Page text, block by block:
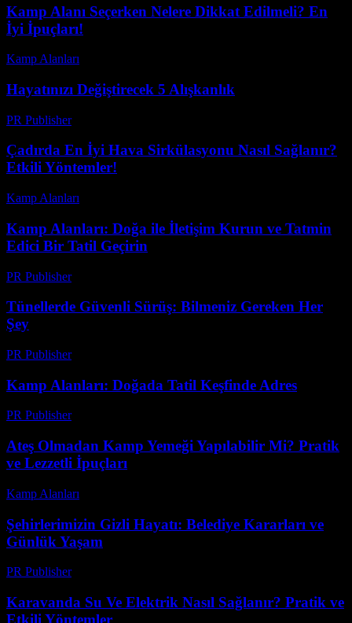
Kamp Alanı Seçerken Nelere Dikkat Edilmeli? En
İyi İpuçları!
Kamp Alanları
Hayatınızı Değiştirecek 5 Alışkanlık
PR Publisher-
Çadırda En İyi Hava Sirkülasyonu Nasıl Sağlanır?
Etkili Yöntemler!
Kamp Alanları
Kamp Alanları: Doğa ile İletişim Kurun ve Tatmin
Edici Bir Tatil Geçirin
PR Publisher-
Tünellerde Güvenli Sürüş: Bilmeniz Gereken Her
Şey
PR Publisher-
Kamp Alanları: Doğada Tatil Keşfinde Adres
PR Publisher-
Ateş Olmadan Kamp Yemeği Yapılabilir Mi? Pratik
ve Lezzetli İpuçları
Kamp Alanları
Şehirlerimizin Gizli Hayatı: Belediye Kararları ve
Günlük Yaşam
PR Publisher-
Karavanda Su Ve Elektrik Nasıl Sağlanır? Pratik ve
Etkili Yöntemler